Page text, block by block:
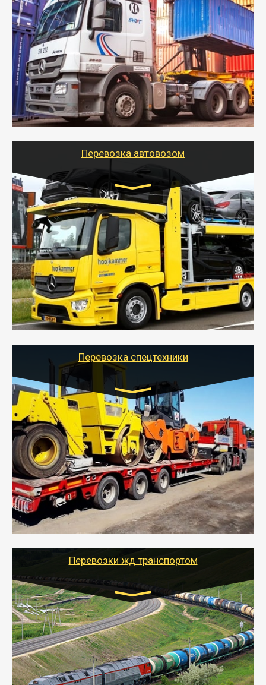
Цена за км. Рассчитывается
индивидуально
- Контейнерные грузоперевозки на специальном
оборудованном транспорте быстро, качественно и
безопасно.
- Наша транспортная компания поможет
организовать доставку в порт и из порта
стандартных контейнеров на контейнеровозе,
шаландах и площадках (открытых кузовах),
используя надежные крепления.
Перевозка автовозом
Цена за км. Рассчитывается
индивидуально
- Перевозка автовозом от Тайгер Логистик – это
быстрый и безопасный способ доставить несколько
легковых автомобилей за одну поездку в другой
город.
- Наша транспортная компания организует доставку
машин автовозом, подобрав оптимальный маршрут с
учетом всех особенности по пути следования.
Перевозка спецтехники
Цена за км. Рассчитывается
индивидуально
- Перевозка спецтехники (трактора, экскаватора,
комбайна) осуществляется тралом и требует
получения разрешения для следования по
выбранному маршруту.
- Тайгер Логистик поможет доставить спецтехнику в
любой город России с учетом особенностей дороги,
выбрав оптимальный способ и вид трала
(модульный, раздвижной, с низкорамной площадкой
Перевозки жд транспортом
Цена за км рассчитывается
индивидуально
- Организация перевозок ж/д транспортом - быстро,
удобно и выгодно.